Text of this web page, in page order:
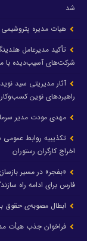
شد
هیات مدیره
تأکید مدیرعامل
شرکت‌های آسیب‌دیده با
آثار مدیریتی سید
راهبردهای نوین
مهدی مودت مدیر
تکذیبیه روابط عمومی
اخراج کارگران رستوران
«بفجر» در مسیر
فارس برای ادامه راه
ابطال مصوبه‌ی حقوق
فراخوان جذب هیأت